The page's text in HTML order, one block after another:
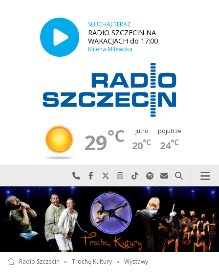
SŁUCHAJ TERAZ
RADIO SZCZECIN NA
WAKACJACH do 17:00
Milena Milewska
29°C jutro
20°C
pojutrze
24°C
Najlepiej po prostu do nas zadzwoń
Odwiedź nas na Facebook-u
Odwiedź nas na X
Odwiedź nas na Instagram-ie
Odwiedź nas na TikTok-u
Szukaj nas na Spotify
Wyślij do nas
Szukaj
Radio Szczecin » Trochę Kultury » Wystawy